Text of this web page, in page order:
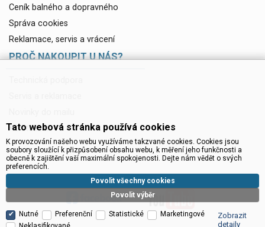
Ceník balného a dopravného
Správa cookies
Reklamace, servis a vrácení
PROČ NAKOUPIT U NÁS?
Ke stažení
Tato webová stránka používá cookies
K provozování našeho webu využíváme takzvané cookies. Cookies jsou
soubory sloužící k přizpůsobení obsahu webu, k měření jeho funkčnosti a
obecně k zajištění vaší maximální spokojenosti. Dejte nám vědět o svých
preferencích.
Povolit výběr
Povolit všechny cookies
Nutné Preferenční Statistické
Marketingové
Zobrazit
detaily